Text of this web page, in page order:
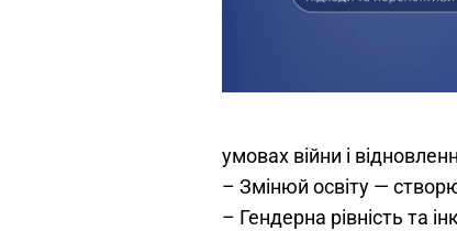
умовах війни і
– Змінюй освіту —
– Гендерна рівність та